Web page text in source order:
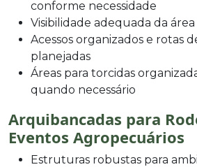
conforme necessidade
Visibilidade adequada da
Acessos organizados e rotas
planejadas
Áreas para torcidas
quando necessário
Arquibancadas para
Eventos Agropecuários
Estruturas robustas para